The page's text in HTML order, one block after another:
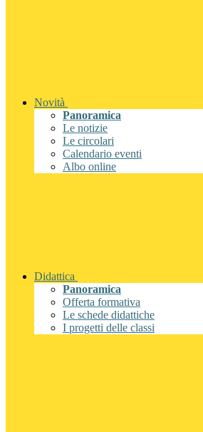
Novità
Panoramica
Le notizie
Le circolari
Calendario eventi
Albo online
Didattica
Panoramica
Offerta formativa
Le schede didattiche
I progetti delle classi